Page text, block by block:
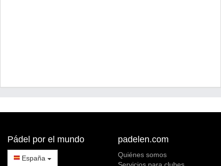
Pádel por el mundo
España
padelen.com
Quiénes somos